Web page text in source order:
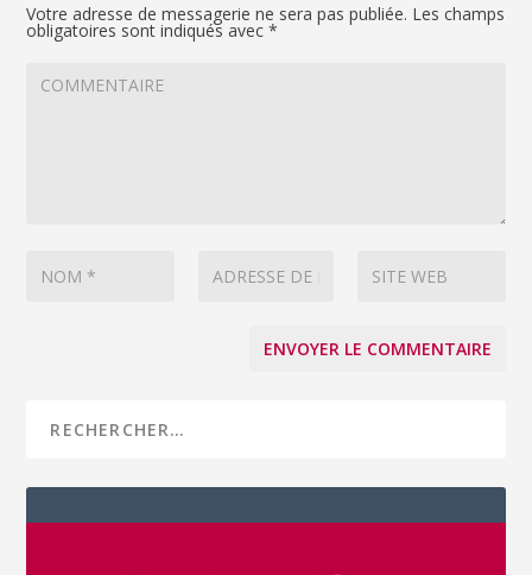
Votre adresse de messagerie ne sera pas publiée. Les champs
obligatoires sont indiqués avec*